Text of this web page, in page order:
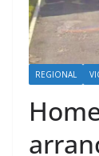
REGIONAL